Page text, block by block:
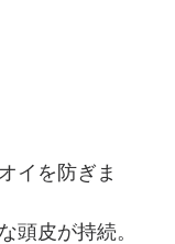
イを防ぎま
頭皮が持続。